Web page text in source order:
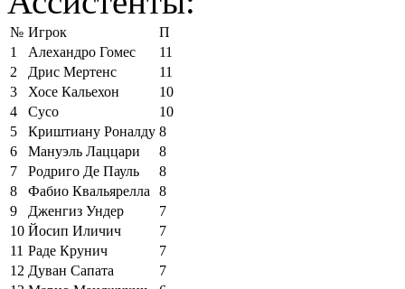
№ Игрок
П
1
Алехандро Гомес
11
2
Дрис Мертенс
11
3
Хосе Кальехон
10
4
Сусо
10
5
Криштиану Роналду 8
6
Мануэль Лаццари
8
7
Родриго Де Пауль
8
8
Фабио Квальярелла
8
9
Дженгиз Ундер
7
10 Йосип Иличич
7
11 Раде Крунич
7
12 Дуван Сапата
7